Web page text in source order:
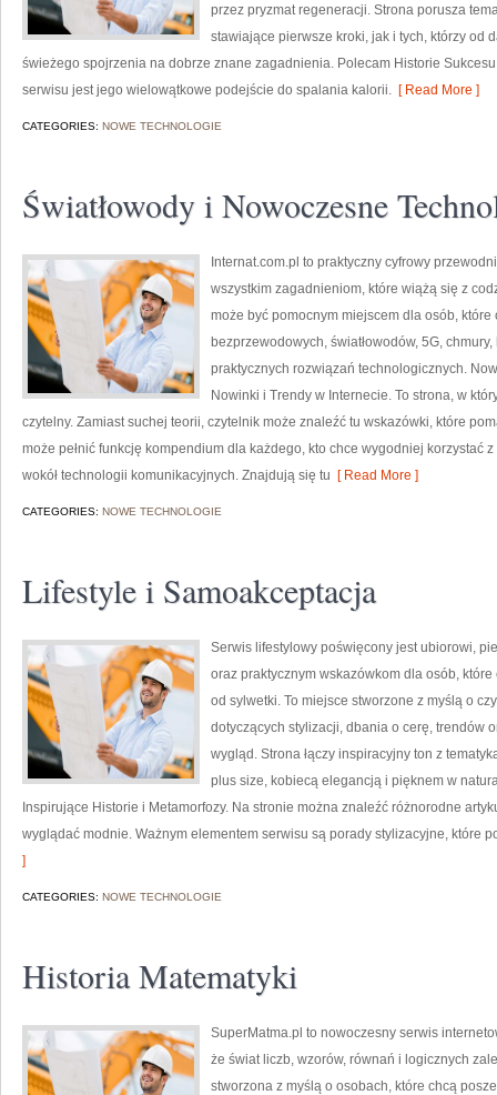
przez pryzmat regeneracji. Strona porusza
stawiające pierwsze kroki, jak i tych, którzy od
świeżego spojrzenia na dobrze znane zagadnienia. Polecam Historie
serwisu jest jego wielowątkowe podejście do spalania kalorii. [ Read More ]
CATEGORIES: NOWE TECHNOLOGIE
Światłowody i Nowoczesne
Internat.com.pl to praktyczny cyfrowy
wszystkim zagadnieniom, które wiążą się z
może być pomocnym miejscem dla osób,
bezprzewodowych, światłowodów, 5G,
praktycznych rozwiązań technologicznych.
Nowinki i Trendy w Internecie. To strona, w
czytelny. Zamiast suchej teorii, czytelnik może znaleźć tu wskazówki, które
może pełnić funkcję kompendium dla każdego, kto chce wygodniej korzystać
wokół technologii komunikacyjnych. Znajdują się tu [ Read More ]
CATEGORIES: NOWE TECHNOLOGIE
Lifestyle i Samoakceptacja
Serwis lifestylowy poświęcony jest ubiorowi,
oraz praktycznym wskazówkom dla osób,
od sylwetki. To miejsce stworzone z myślą o
dotyczących stylizacji, dbania o cerę, trendów
wygląd. Strona łączy inspiracyjny ton z
plus size, kobiecą elegancją i pięknem w
Inspirujące Historie i Metamorfozy. Na stronie można znaleźć różnorodne
wyglądać modnie. Ważnym elementem serwisu są porady stylizacyjne, które
]
CATEGORIES: NOWE TECHNOLOGIE
Historia Matematyki
SuperMatma.pl to nowoczesny serwis
że świat liczb, wzorów, równań i logicznych
stworzona z myślą o osobach, które chcą